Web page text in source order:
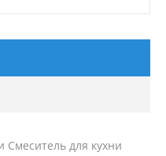
Смеситель для кухни